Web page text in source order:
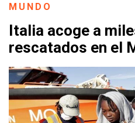
MUNDO
Italia acoge a
rescatados en el